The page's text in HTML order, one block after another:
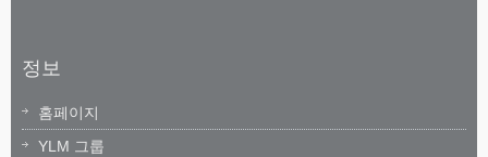
정보
홈페이지
YLM 그룹